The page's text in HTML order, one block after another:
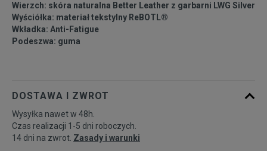
44 28 cm Powiadom o dostępności
44,5 28,5 cm
45,5 29,5 cm
30 cm
Wierzch: skóra naturalna Better Leather z garbarni LWG Silver
Wyściółka: materiał tekstylny ReBOTL®
Wkładka: Anti-Fatigue
Podeszwa: guma
DOSTAWA I ZWROT
Wysyłka nawet w 48h.
Czas realizacji 1-5 dni roboczych.
14 dni na zwrot. Zasady i warunki